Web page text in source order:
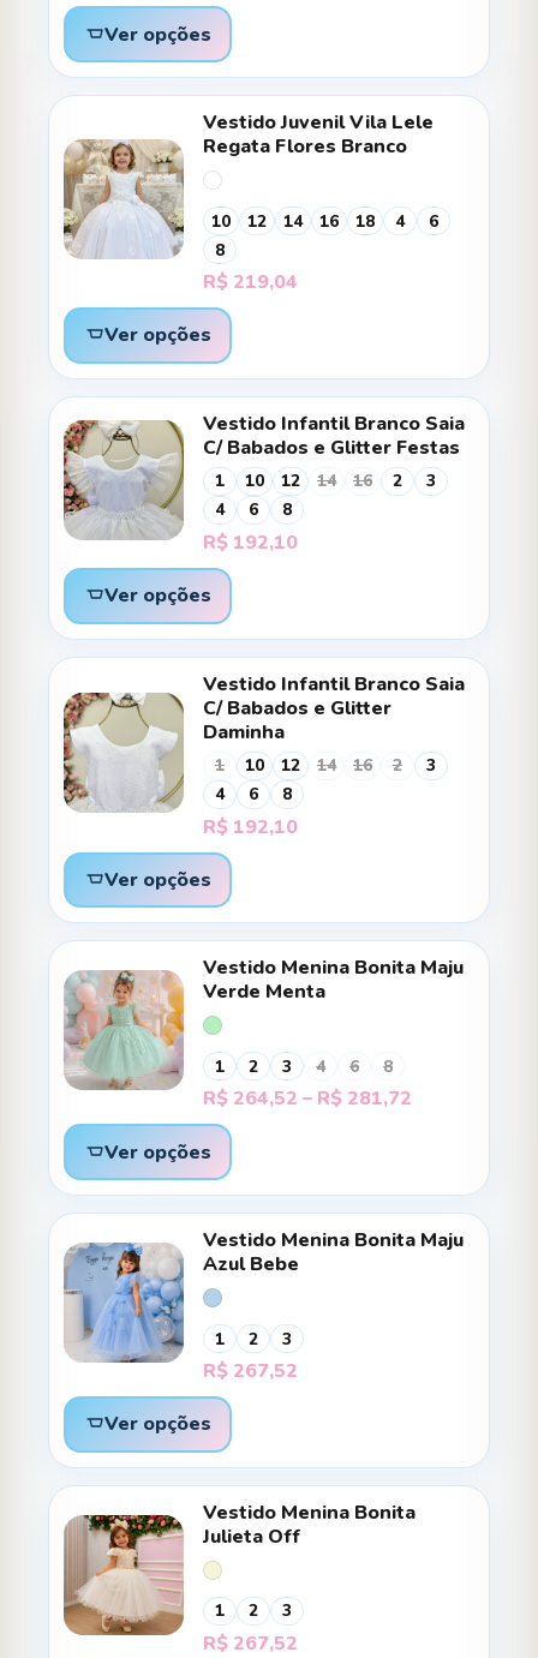
Ver opções
Vestido Juvenil Vila Lele
Regata Flores Branco
10 12 14 16 18 4
6
8
R$ 219,04
Ver opções
Vestido Infantil Branco Saia
C/ Babados e Glitter Festas
1 10 12 14 16 2
3
4
6 8
R$ 192,10
Ver opções
Vestido Infantil Branco Saia
C/ Babados e Glitter
Daminha
1 10 12 14 16 2
3
4
6 8
R$ 192,10
Ver opções
Vestido Menina Bonita Maju
Verde Menta
1 2 3 4 6 8
R$ 264,52 – R$ 281,72
R$ 264,52
através
R$ 281,72
Ver opções
Vestido Menina Bonita Maju
Azul Bebe
1 2 3
R$ 267,52
Ver opções
Vestido Menina Bonita
Julieta Off
1 2 3
R$ 267,52